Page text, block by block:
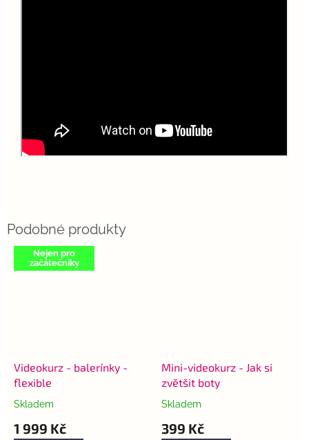
Nejen pro
začátečníky
Videokurz - balerínky -
flexible
Průměrné
produktu
Skladem
1 999 Kč
Mini-videokurz - Jak si
zvětšit boty
Průměrné
produktu
Skladem
399 Kč